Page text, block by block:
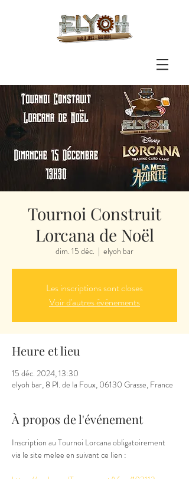
Tournoi Construit
Lorcana de Noël
dim. 15 déc.
  |
elyoh bar
Les inscriptions sont closes
Voir d'autres événements
Heure et lieu
15 déc. 2024, 13:30
elyoh bar, 8 Pl. de la Foux, 06130 Grasse, France
À propos de l'événement
Inscription au Tournoi Lorcana obligatoirement
via le site melee en suivant ce lien :